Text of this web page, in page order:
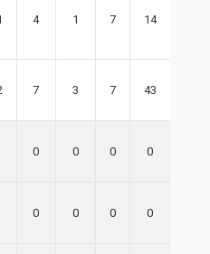
4 1 7 14
7 3 7 43
0 0 0 0
0 0 0 0